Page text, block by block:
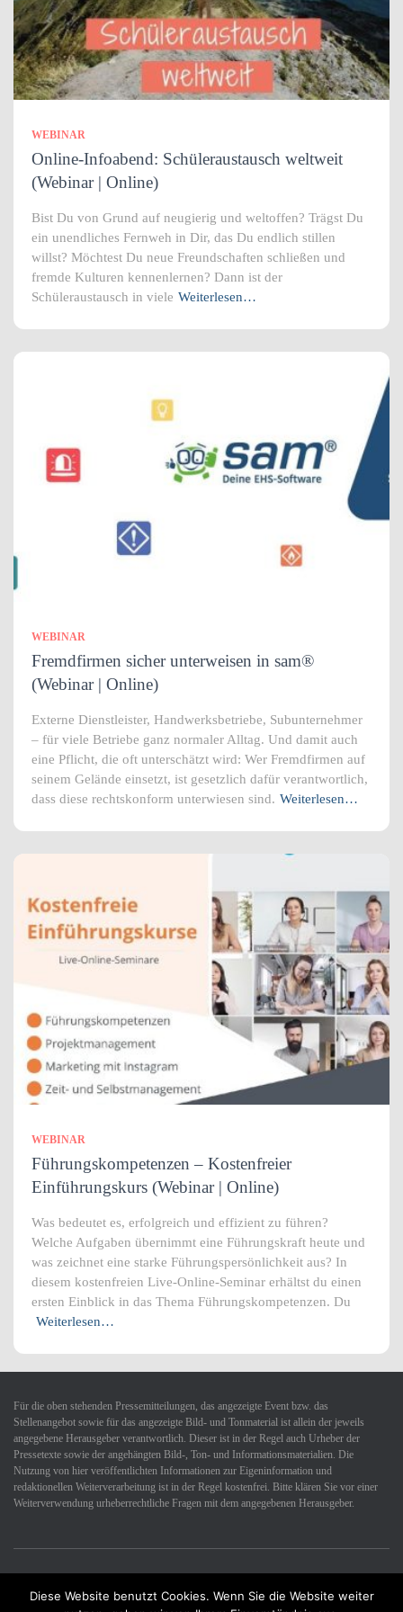
WEBINAR
Online-Infoabend: Schüleraustausch weltweit
(Webinar | Online)
Bist Du von Grund auf neugierig und weltoffen? Trägst Du
ein unendliches Fernweh in Dir, das Du endlich stillen
willst? Möchtest Du neue Freundschaften schließen und
fremde Kulturen kennenlernen? Dann ist der
Schüleraustausch in viele Weiterlesen…
WEBINAR
Fremdfirmen sicher unterweisen in sam®
(Webinar | Online)
Externe Dienstleister, Handwerksbetriebe, Subunternehmer
– für viele Betriebe ganz normaler Alltag. Und damit auch
eine Pflicht, die oft unterschätzt wird: Wer Fremdfirmen auf
seinem Gelände einsetzt, ist gesetzlich dafür verantwortlich,
dass diese rechtskonform unterwiesen sind. Weiterlesen…
WEBINAR
Führungskompetenzen – Kostenfreier
Einführungskurs (Webinar | Online)
Was bedeutet es, erfolgreich und effizient zu führen?
Welche Aufgaben übernimmt eine Führungskraft heute und
was zeichnet eine starke Führungspersönlichkeit aus? In
diesem kostenfreien Live-Online-Seminar erhältst du einen
ersten Einblick in das Thema Führungskompetenzen. Du
Weiterlesen…
Für die oben stehenden Pressemitteilungen, das angezeigte Event bzw. das
Stellenangebot sowie für das angezeigte Bild- und Tonmaterial ist allein der jeweils
angegebene Herausgeber verantwortlich. Dieser ist in der Regel auch Urheber der
Pressetexte sowie der angehängten Bild-, Ton- und Informationsmaterialien. Die
Nutzung von hier veröffentlichten Informationen zur Eigeninformation und
redaktionellen Weiterverarbeitung ist in der Regel kostenfrei. Bitte klären Sie vor einer
Weiterverwendung urheberrechtliche Fragen mit dem angegebenen Herausgeber.
Datenschutzerklärung Impressum Kontakt
Diese Website benutzt Cookies. Wenn Sie die Website weiter